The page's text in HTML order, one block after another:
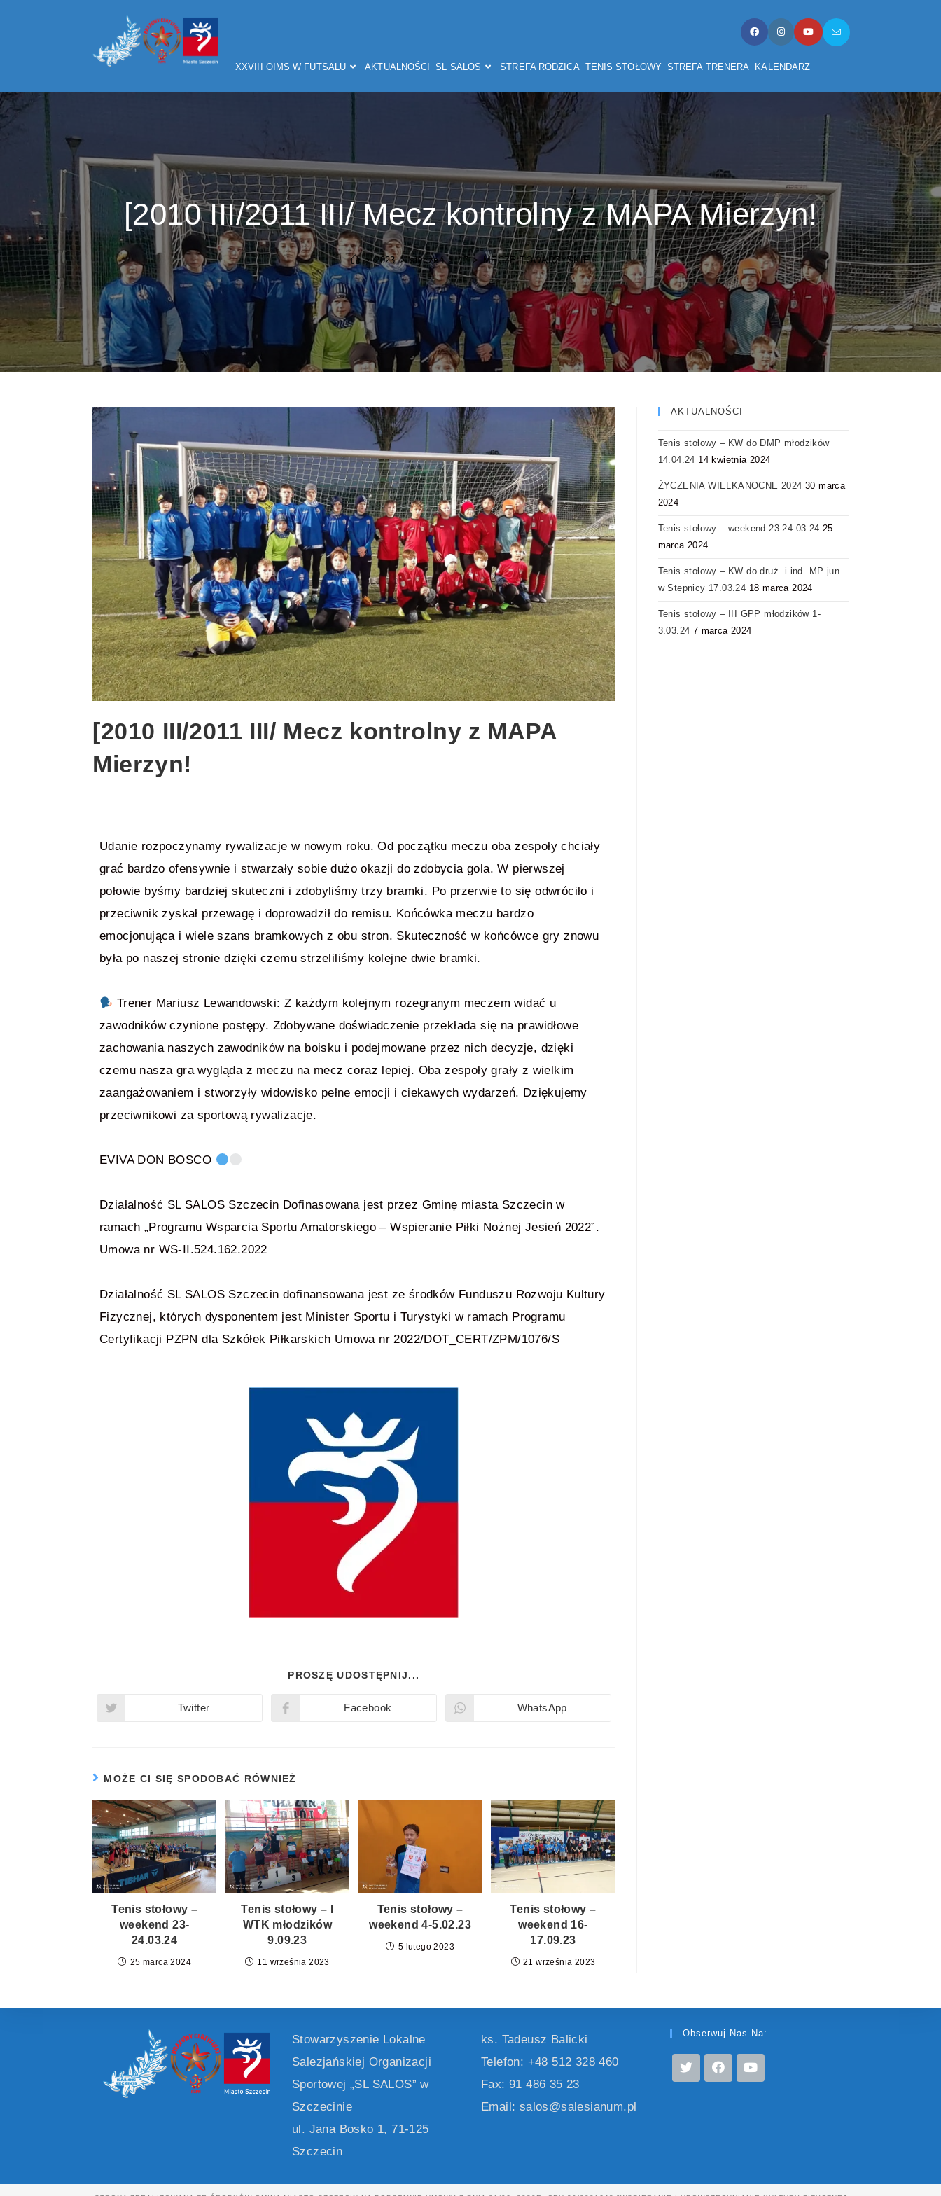
XXVIII OIMS W FUTSALU AKTUALNOŚCI SL SALOS STREFA RODZICA TENIS STOŁOWY STREFA TRENERA KALENDARZ
[2010 III/2011 III/ Mecz kontrolny z MAPA Mierzyn!
> 2023 > styczeń > 17 > MECZE TOWARZYSKIE
[2010 III/2011 III/ Mecz kontrolny z MAPA
Mierzyn!
Udanie rozpoczynamy rywalizacje w nowym roku. Od początku meczu oba zespoły chciały
grać bardzo ofensywnie i stwarzały sobie dużo okazji do zdobycia gola. W pierwszej
połowie byśmy bardziej skuteczni i zdobyliśmy trzy bramki. Po przerwie to się odwróciło i
przeciwnik zyskał przewagę i doprowadził do remisu. Końcówka meczu bardzo
emocjonująca i wiele szans bramkowych z obu stron. Skuteczność w końcówce gry znowu
była po naszej stronie dzięki czemu strzeliliśmy kolejne dwie bramki.
Trener Mariusz Lewandowski: Z każdym kolejnym rozegranym meczem widać u
zawodników czynione postępy. Zdobywane doświadczenie przekłada się na prawidłowe
zachowania naszych zawodników na boisku i podejmowane przez nich decyzje, dzięki
czemu nasza gra wygląda z meczu na mecz coraz lepiej. Oba zespoły grały z wielkim
zaangażowaniem i stworzyły widowisko pełne emocji i ciekawych wydarzeń. Dziękujemy
przeciwnikowi za sportową rywalizacje.
EVIVA DON BOSCO
Działalność SL SALOS Szczecin Dofinasowana jest przez Gminę miasta Szczecin w
ramach „Programu Wsparcia Sportu Amatorskiego – Wspieranie Piłki Nożnej Jesień 2022”.
Umowa nr WS-II.524.162.2022
Działalność SL SALOS Szczecin dofinansowana jest ze środków Funduszu Rozwoju Kultury
Fizycznej, których dysponentem jest Minister Sportu i Turystyki w ramach Programu
Certyfikacji PZPN dla Szkółek Piłkarskich Umowa nr 2022/DOT_CERT/ZPM/1076/S
PROSZĘ UDOSTĘPNIJ...
Twitter Facebook WhatsApp
MOŻE CI SIĘ SPODOBAĆ RÓWNIEŻ
Tenis stołowy –
weekend 23-
24.03.24
25 marca 2024
Tenis stołowy – I
WTK młodzików
9.09.23
11 września 2023
Tenis stołowy –
weekend 4-5.02.23
5 lutego 2023
Tenis stołowy –
weekend 16-
17.09.23
21 września 2023
AKTUALNOŚCI
Tenis stołowy – KW do DMP młodzików
14.04.24 14 kwietnia 2024
ŻYCZENIA WIELKANOCNE 2024 30 marca
2024
Tenis stołowy – weekend 23-24.03.24 25
marca 2024
Tenis stołowy – KW do druż. i ind. MP jun.
w Stepnicy 17.03.24 18 marca 2024
Tenis stołowy – III GPP młodzików 1-
3.03.24 7 marca 2024
Stowarzyszenie Lokalne
Salezjańskiej Organizacji
Sportowej „SL SALOS” w
Szczecinie
ul. Jana Bosko 1, 71-125
Szczecin
ks. Tadeusz Balicki
Telefon: +48 512 328 460
Fax: 91 486 35 23
Email: salos@salesianum.pl
Obserwuj Nas Na: